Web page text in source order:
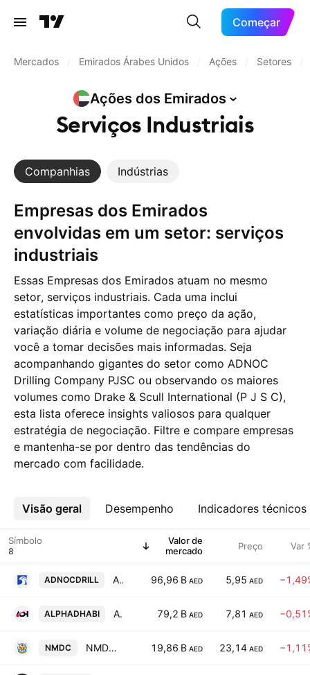
Começar
Mercados Emirados Árabes Unidos Ações Setores
Ações dos Emirados
Serviços Industriais
Companhias Indústrias
Empresas dos Emirados
envolvidas em um setor: serviços
industriais
Essas Empresas dos Emirados atuam no mesmo
setor, serviços industriais. Cada uma inclui
estatísticas importantes como preço da ação,
variação diária e volume de negociação para ajudar
você a tomar decisões mais informadas. Seja
acompanhando gigantes do setor como ADNOC
Drilling Company PJSC ou observando os maiores
volumes como Drake & Scull International (P J S C),
esta lista oferece insights valiosos para qualquer
estratégia de negociação. Filtre e compare empresas
e mantenha-se por dentro das tendências do
mercado com facilidade.
Visão geral Desempenho Indicadores técnicos
Mais
Símbolo
Valor de
mercado
Preço Var
ADNOCDRILL ADNOC Drilling Company PJSC 96,96 B AED 5,95 AED
ALPHADHABI Alpha Dhabi Holding PJSC 79,2 B AED 7,81 AED
NMDC NMDC Group PJSC 19,86 B AED 23,14 AED